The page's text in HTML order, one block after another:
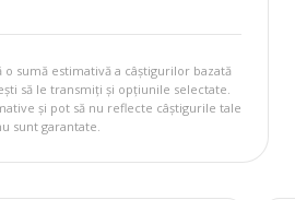
sumă estimativă a câștigurilor bazată
să le transmiți și opțiunile selectate.
și pot să nu reflecte câștigurile tale
sunt garantate.